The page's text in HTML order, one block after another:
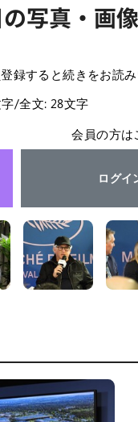
写真・画像
録すると続きをお読み
/全文: 28文字
会員の方は
ログイ